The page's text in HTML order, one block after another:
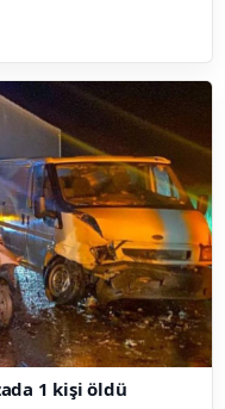
1 kişi öldü